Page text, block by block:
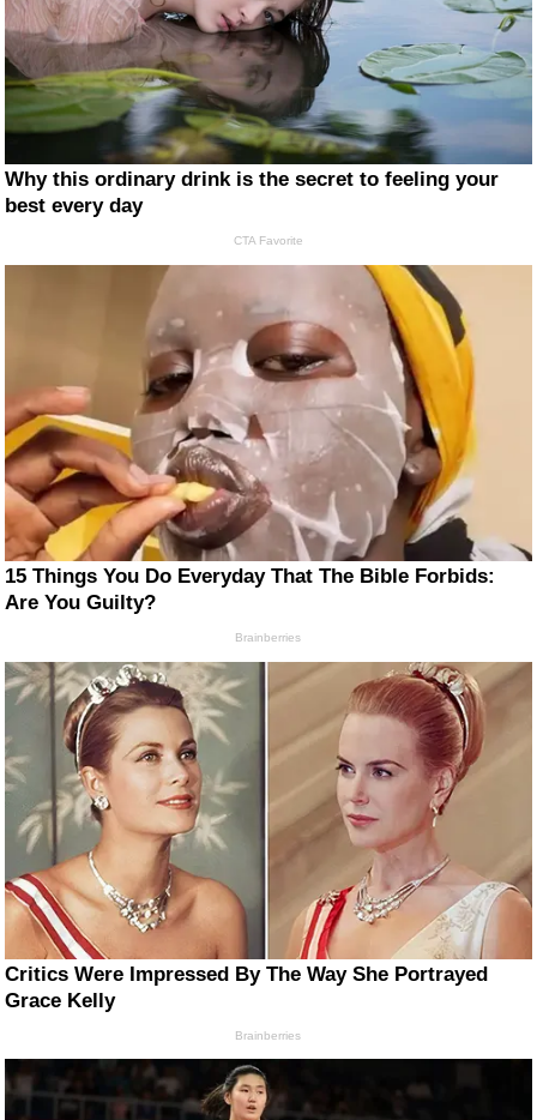
Why this ordinary drink is the secret to feeling your
best every day
CTA Favorite
15 Things You Do Everyday That The Bible Forbids:
Are You Guilty?
Brainberries
Critics Were Impressed By The Way She Portrayed
Grace Kelly
Brainberries